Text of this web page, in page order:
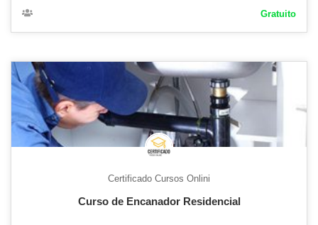
Gratuito
Certificado Cursos Onlini
Curso de Encanador Residencial